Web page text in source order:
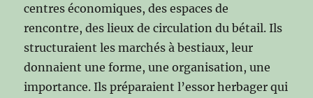
centres économiques, des espaces de
rencontre, des lieux de circulation du bétail. Ils
structuraient les marchés à bestiaux, leur
donnaient une forme, une organisation, une
importance. Ils préparaient l’essor herbager qui